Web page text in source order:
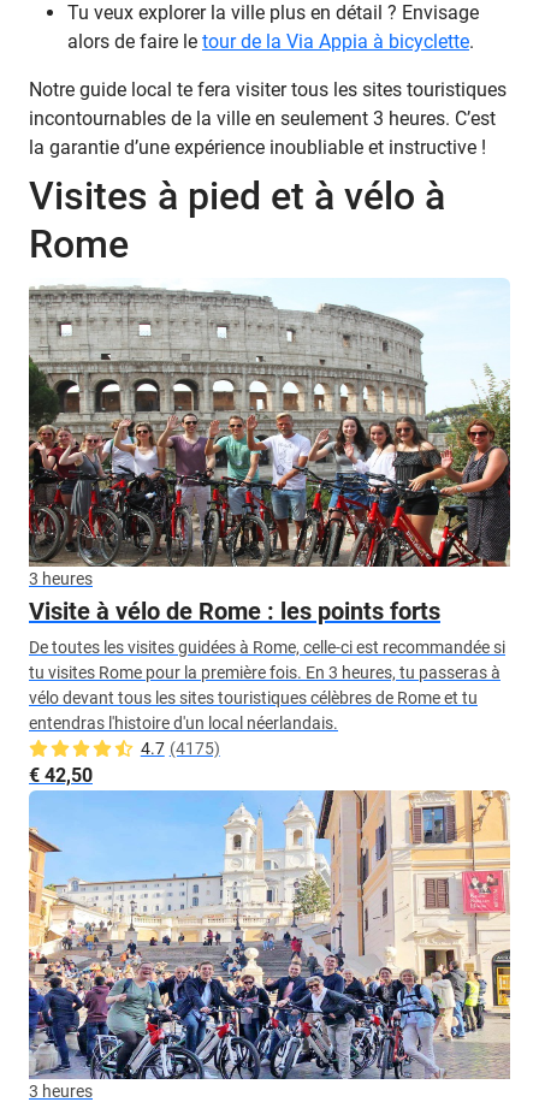
Tu veux explorer la ville plus en détail ? Envisage
alors de faire le tour de la Via Appia à bicyclette.
Notre guide local te fera visiter tous les sites touristiques
incontournables de la ville en seulement 3 heures. C’est
la garantie d’une expérience inoubliable et instructive !
Visites à pied et à vélo à
Rome
3 heures
Visite à vélo de Rome : les points forts
De toutes les visites guidées à Rome, celle-ci est recommandée si
tu visites Rome pour la première fois. En 3 heures, tu passeras à
vélo devant tous les sites touristiques célèbres de Rome et tu
entendras l'histoire d'un local néerlandais.
4.7 (4175)
€ 42,50
3 heures